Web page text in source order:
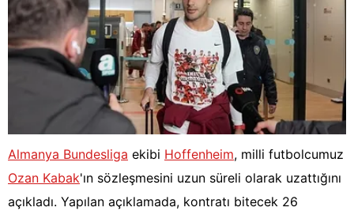
Almanya Bundesliga ekibi Hoffenheim, milli futbolcumuz
Ozan Kabak'ın sözleşmesini uzun süreli olarak uzattığını
açıkladı. Yapılan açıklamada, kontratı bitecek 26